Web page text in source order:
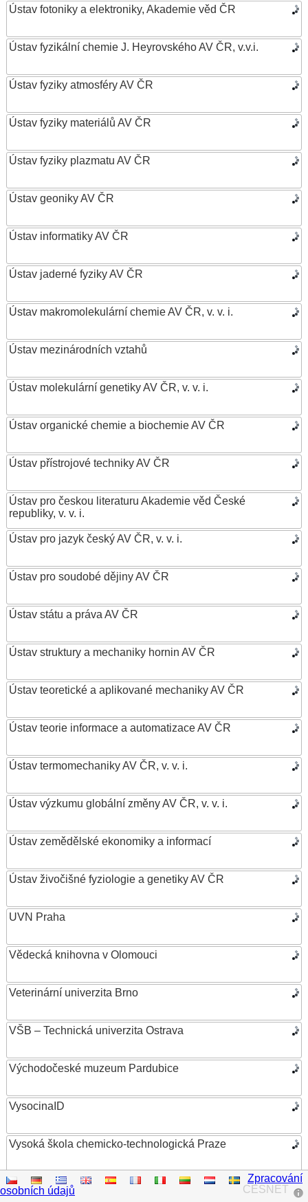
Ústav fotoniky a elektroniky, Akademie věd ČR
Ústav fyzikální chemie J. Heyrovského AV ČR, v.v.i.
Ústav fyziky atmosféry AV ČR
Ústav fyziky materiálů AV ČR
Ústav fyziky plazmatu AV ČR
Ústav geoniky AV ČR
Ústav informatiky AV ČR
Ústav jaderné fyziky AV ČR
Ústav makromolekulární chemie AV ČR, v. v. i.
Ústav mezinárodních vztahů
Ústav molekulární genetiky AV ČR, v. v. i.
Ústav organické chemie a biochemie AV ČR
Ústav přístrojové techniky AV ČR
Ústav pro českou literaturu Akademie věd České
republiky, v. v. i.
Ústav pro jazyk český AV ČR, v. v. i.
Ústav pro soudobé dějiny AV ČR
Ústav státu a práva AV ČR
Ústav struktury a mechaniky hornin AV ČR
Ústav teoretické a aplikované mechaniky AV ČR
Ústav teorie informace a automatizace AV ČR
Ústav termomechaniky AV ČR, v. v. i.
Ústav výzkumu globální změny AV ČR, v. v. i.
Ústav zemědělské ekonomiky a informací
Ústav živočišné fyziologie a genetiky AV ČR
UVN Praha
Vědecká knihovna v Olomouci
Veterinární univerzita Brno
VŠB – Technická univerzita Ostrava
Východočeské muzeum Pardubice
VysocinaID
Vysoká škola chemicko-technologická Praze
Vysoká škola ekonomická v Praze
CESNET
Zpracování
osobních údajů